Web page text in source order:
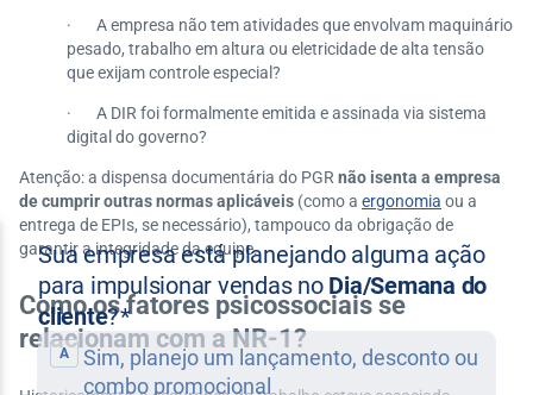
· A empresa não tem atividades que envolvam maquinário
pesado, trabalho em altura ou eletricidade de alta tensão
que exijam controle especial?
· A DIR foi formalmente emitida e assinada via sistema
digital do governo?
Atenção: a dispensa documentária do PGR não isenta a empresa
de cumprir outras normas aplicáveis (como a ergonomia ou a
entrega de EPIs, se necessário), tampouco da obrigação de
garantir a integridade da equipe.
Como os fatores psicossociais se
relacionam com a NR-1?